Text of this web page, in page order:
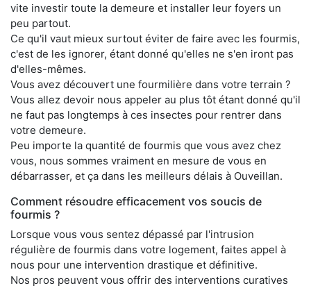
vite investir toute la demeure et installer leur foyers un
peu partout.
Ce qu'il vaut mieux surtout éviter de faire avec les fourmis,
c'est de les ignorer, étant donné qu'elles ne s'en iront pas
d'elles-mêmes.
Vous avez découvert une fourmilière dans votre terrain ?
Vous allez devoir nous appeler au plus tôt étant donné qu'il
ne faut pas longtemps à ces insectes pour rentrer dans
votre demeure.
Peu importe la quantité de fourmis que vous avez chez
vous, nous sommes vraiment en mesure de vous en
débarrasser, et ça dans les meilleurs délais à Ouveillan.
Comment résoudre efficacement vos soucis de
fourmis ?
Lorsque vous vous sentez dépassé par l'intrusion
régulière de fourmis dans votre logement, faites appel à
nous pour une intervention drastique et définitive.
Nos pros peuvent vous offrir des interventions curatives